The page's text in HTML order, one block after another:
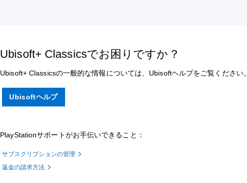
Ubisoft+ Classicsでお困りですか？
Ubisoft+ Classicsの一般的な情報については、Ubisoftヘルプをご覧ください。
Ubisoftヘルプ
PlayStationサポートがお手伝いできること：
サブスクリプションの管理
返金の請求方法